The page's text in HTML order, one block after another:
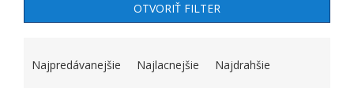
OTVORIŤ FILTER
Najpredávanejšie Najlacnejšie Najdrahšie